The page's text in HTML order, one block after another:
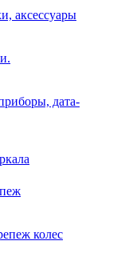
аксессуары
дата-
колес